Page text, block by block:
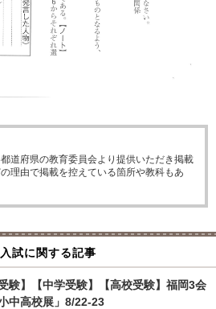
道府県の教育委員会より提供いただき掲載
理由で掲載を控えている箇所や教科もあ
試に関する記事
受験】【中学受験】【高校受験】福岡3会
中高校展」8/22-23